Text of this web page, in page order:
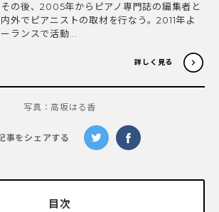
の後、2005年からピアノ専門誌の編集者と
外でピアニストの取材を行なう。2011年よ
ランスで活動...
詳しく見る
写真：高坂はる香
事をシェアする
目次